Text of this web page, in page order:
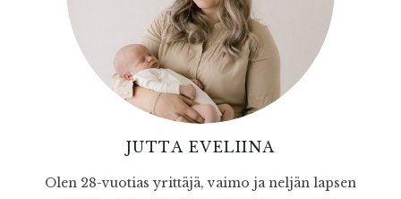
JUTTA EVELIINA
Olen 28-vuotias yrittäjä, vaimo ja neljän lapsen